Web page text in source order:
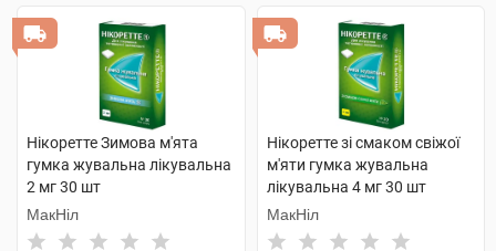
Нікоретте Зимова м'ята
гумка жувальна лікувальна
2 мг 30 шт
МакНіл
Нікоретте зі смаком свіжої
м'яти гумка жувальна
лікувальна 4 мг 30 шт
МакНіл